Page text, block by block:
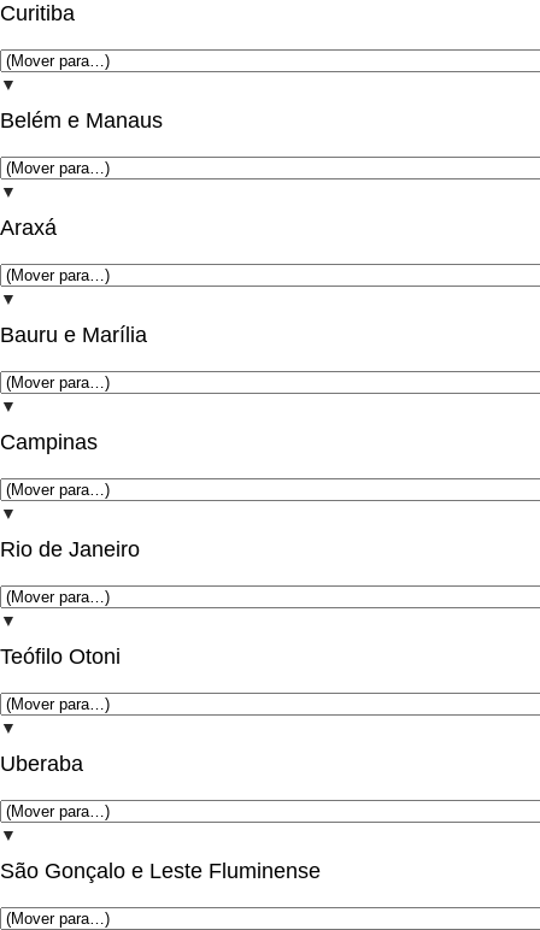
Curitiba
▼
Belém e Manaus
▼
Araxá
▼
Bauru e Marília
▼
Campinas
▼
Rio de Janeiro
▼
Teófilo Otoni
▼
Uberaba
▼
São Gonçalo e Leste Fluminense